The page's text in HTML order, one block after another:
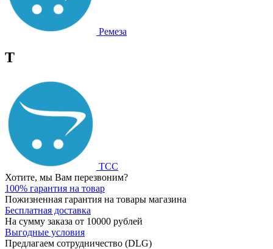
Ремеза
Т
ТСС
Хотите, мы Вам перезвоним?
100% гарантия на товар
Пожизненная гарантия на товары магазина
Бесплатная доставка
На сумму заказа от 10000 рублей
Выгодные условия
Предлагаем сотрудничество (DLG)